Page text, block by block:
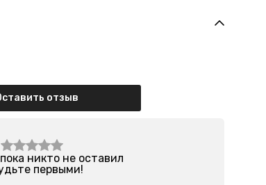
отзыв
никто не оставил
первыми!